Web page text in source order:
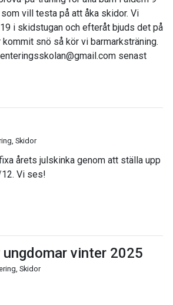
vill testa på att åka skidor. Vi
i skidstugan och efteråt bjuds det på
kommit snö så kör vi barmarksträning.
senast
Skidor
årets julskinka genom att ställa upp
Vi ses!
vinter 2025
Skidor